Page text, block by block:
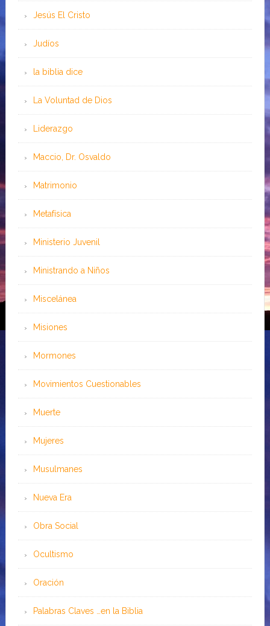
Jesús El Cristo
Judíos
la biblia dice
La Voluntad de Dios
Liderazgo
Maccio, Dr. Osvaldo
Matrimonio
Metafísica
Ministerio Juvenil
Ministrando a Niños
Miscelánea
Misiones
Mormones
Movimientos Cuestionables
Muerte
Mujeres
Musulmanes
Nueva Era
Obra Social
Ocultismo
Oración
Palabras Claves …en la Biblia